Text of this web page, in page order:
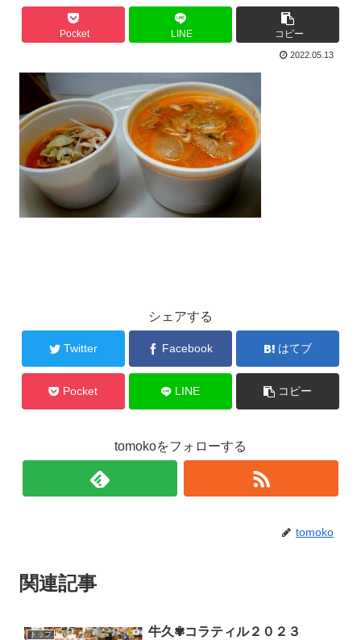
Pocket LINE コピー
2022.05.13
シェアする
Twitter Facebook はてブ
Pocket LINE コピー
tomokoをフォローする
tomoko
関連記事
トップ 牛久✾コラティル２０２３